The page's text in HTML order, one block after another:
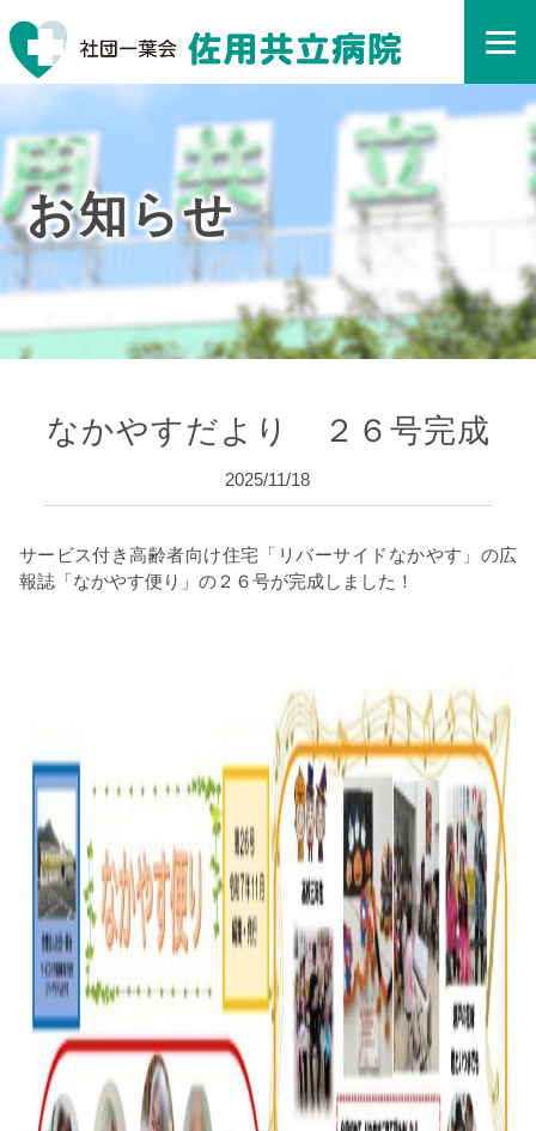
お知らせ
なかやすだより ２６号完成
2025/11/18
サービス付き高齢者向け住宅「リバーサイドなかやす」の広
報誌「なかやす便り」の２６号が完成しました！